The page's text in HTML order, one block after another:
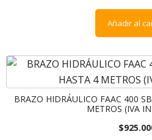
Añadir al
BRAZO HIDRÁULICO FAAC 400
METROS (IVA
$